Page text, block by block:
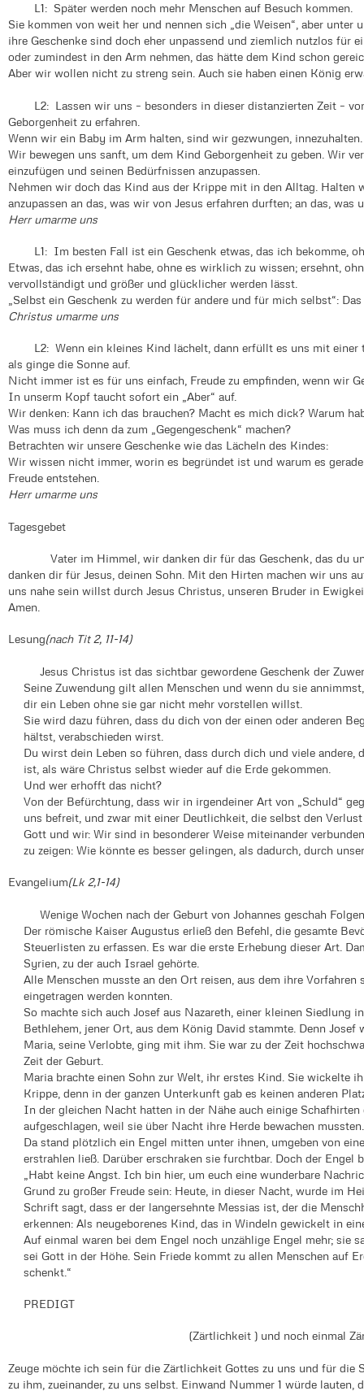
L1: Später werden noch mehr Menschen auf Besuch kommen.
Sie kommen von weit her und nennen sich „die Weisen“, aber unter
ihre Geschenke sind doch eher unpassend und ziemlich nutzlos für
oder zumindest in den Arm nehmen, das hätte dem Kind schon
Aber wir wollen nicht zu streng sein. Auch sie haben einen König
L2: Lassen wir uns – besonders in dieser distanzierten Zeit –
Geborgenheit zu erfahren.
Wenn wir ein Baby im Arm halten, sind wir gezwungen, innezuhalten.
Wir bewegen uns sanft, um dem Kind Geborgenheit zu geben. Wir
einzufügen und seinen Bedürfnissen anzupassen.
Nehmen wir doch das Kind aus der Krippe mit in den Alltag. Halten
anzupassen an das, was wir von Jesus erfahren durften; an das, was
Herr umarme uns
L1: Im besten Fall ist ein Geschenk etwas, das ich bekomme,
Etwas, das ich ersehnt habe, ohne es wirklich zu wissen; ersehnt,
vervollständigt und größer und glücklicher werden lässt.
„Selbst ein Geschenk zu werden für andere und für mich selbst“:
Christus umarme uns
L2: Wenn ein kleines Kind lächelt, dann erfüllt es uns mit einer
als ginge die Sonne auf.
Nicht immer ist es für uns einfach, Freude zu empfinden, wenn wir
In unserm Kopf taucht sofort ein „Aber“ auf.
Wir denken: Kann ich das brauchen? Macht es mich dick? Warum
Was muss ich denn da zum „Gegengeschenk“ machen?
Betrachten wir unsere Geschenke wie das Lächeln des Kindes:
Wir wissen nicht immer, worin es begründet ist und warum es
Freude entstehen.
Herr umarme uns
Tagesgebet
Vater im Himmel, wir danken dir für das Geschenk, das du uns
danken dir für Jesus, deinen Sohn. Mit den Hirten machen wir uns
uns nahe sein willst durch Jesus Christus, unseren Bruder in
Amen.
Lesung(nach Tit 2, 11-14)
Jesus Christus ist das sichtbar gewordene Geschenk der
Seine Zuwendung gilt allen Menschen und wenn du sie
dir ein Leben ohne sie gar nicht mehr vorstellen willst.
Sie wird dazu führen, dass du dich von der einen oder anderen
hältst, verabschieden wirst.
Du wirst dein Leben so führen, dass durch dich und viele andere,
ist, als wäre Christus selbst wieder auf die Erde gekommen.
Und wer erhofft das nicht?
Von der Befürchtung, dass wir in irgendeiner Art von „Schuld“
uns befreit, und zwar mit einer Deutlichkeit, die selbst den
Gott und wir: Wir sind in besonderer Weise miteinander
zu zeigen: Wie könnte es besser gelingen, als dadurch, durch
Evangelium(Lk 2,1-14)
Wenige Wochen nach der Geburt von Johannes geschah
Der römische Kaiser Augustus erließ den Befehl, die gesamte
Steuerlisten zu erfassen. Es war die erste Erhebung dieser Art.
Syrien, zu der auch Israel gehörte.
Alle Menschen musste an den Ort reisen, aus dem ihre
eingetragen werden konnten.
So machte sich auch Josef aus Nazareth, einer kleinen Siedlung
Bethlehem, jener Ort, aus dem König David stammte. Denn Josef
Maria, seine Verlobte, ging mit ihm. Sie war zu der Zeit
Zeit der Geburt.
Maria brachte einen Sohn zur Welt, ihr erstes Kind. Sie wickelte
Krippe, denn in der ganzen Unterkunft gab es keinen anderen
In der gleichen Nacht hatten in der Nähe auch einige
aufgeschlagen, weil sie über Nacht ihre Herde bewachen mussten.
Da stand plötzlich ein Engel mitten unter ihnen, umgeben von
erstrahlen ließ. Darüber erschraken sie furchtbar. Doch der Engel
„Habt keine Angst. Ich bin hier, um euch eine wunderbare
Grund zu großer Freude sein: Heute, in dieser Nacht, wurde im
Schrift sagt, dass er der langersehnte Messias ist, der die
erkennen: Als neugeborenes Kind, das in Windeln gewickelt in
Auf einmal waren bei dem Engel noch unzählige Engel mehr; sie
sei Gott in der Höhe. Sein Friede kommt zu allen Menschen auf
schenkt.“
PREDIGT
(Zärtlichkeit ) und noch einmal
Zeuge möchte ich sein für die Zärtlichkeit Gottes zu uns und für die
zu ihm, zueinander, zu uns selbst. Einwand Nummer 1 würde lauten,